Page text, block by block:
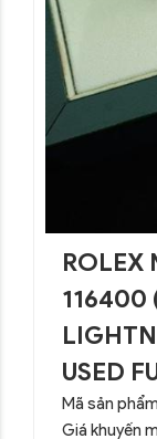
ROLEX
116400
USED
Mã sản
Giá khuyến